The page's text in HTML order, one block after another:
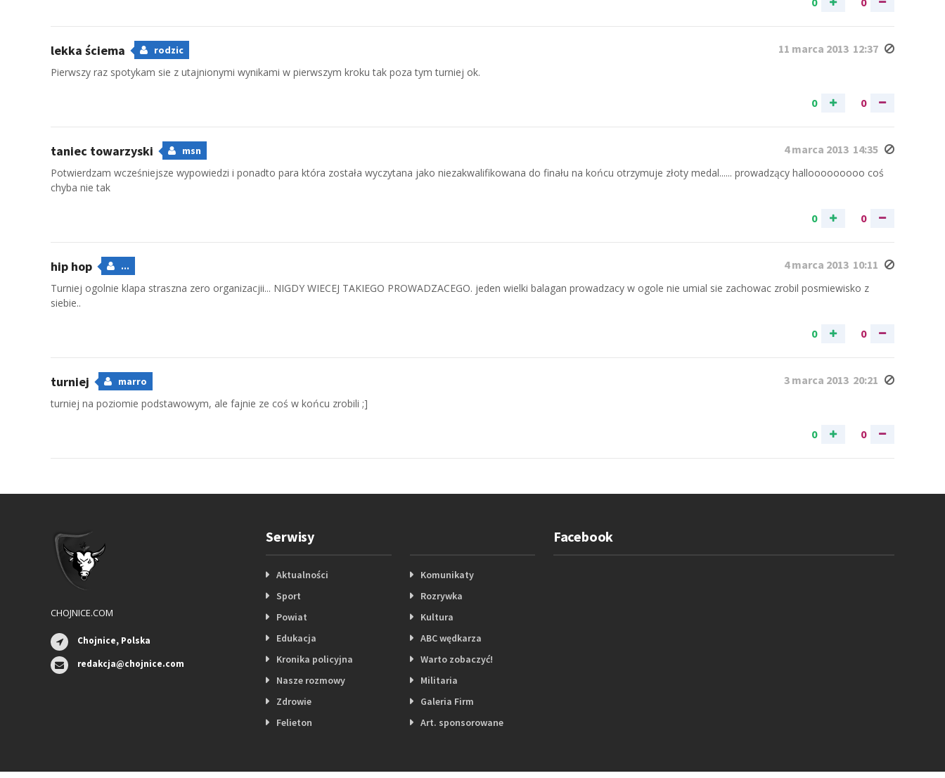
11 marca 2013 12:37
lekka ściema rodzic
Pierwszy raz spotykam sie z utajnionymi wynikami w pierwszym kroku tak poza tym turniej ok.
0 0
4 marca 2013 14:35
taniec towarzyski msn
Potwierdzam wcześniejsze wypowiedzi i ponadto para która została wyczytana jako niezakwalifikowana do finału na końcu otrzymuje złoty medal...... prowadzący hallooooooooo coś
chyba nie tak
0 0
4 marca 2013 10:11
hip hop ...
Turniej ogolnie klapa straszna zero organizacjii... NIGDY WIECEJ TAKIEGO PROWADZACEGO. jeden wielki balagan prowadzacy w ogole nie umial sie zachowac zrobil posmiewisko z
siebie..
0 0
3 marca 2013 20:21
turniej marro
turniej na poziomie podstawowym, ale fajnie ze coś w końcu zrobili ;]
0 0
CHOJNICE.COM
Chojnice, Polska
redakcja@chojnice.com
Serwisy
Aktualności
Sport
Powiat
Edukacja
Kronika policyjna
Nasze rozmowy
Zdrowie
Felieton
Komunikaty
Rozrywka
Kultura
ABC wędkarza
Warto zobaczyć!
Militaria
Galeria Firm
Art. sponsorowane
Facebook